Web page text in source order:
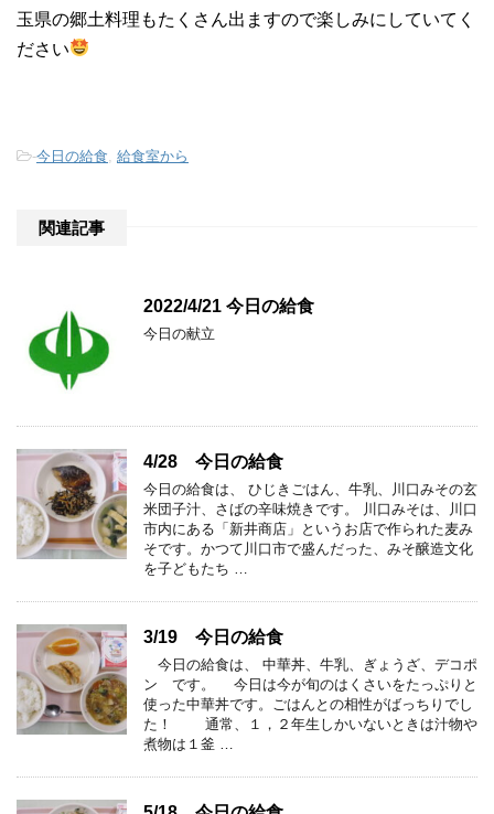
玉県の郷土料理もたくさん出ますので楽しみにしていてく
ださい
-今日の給食 給食室から
関連記事
2022/4/21 今日の給食
今日の献立
4/28 今日の給食
今日の給食は、 ひじきごはん、牛乳、川口みその玄
米団子汁、さばの辛味焼きです。 川口みそは、川口
市内にある「新井商店」というお店で作られた麦み
そです。かつて川口市で盛んだった、みそ醸造文化
を子どもたち …
3/19 今日の給食
今日の給食は、 中華丼、牛乳、ぎょうざ、デコポ
ン です。 今日は今が旬のはくさいをたっぷりと
使った中華丼です。ごはんとの相性がばっちりでし
た！ 通常、１，２年生しかいないときは汁物や
煮物は１釜 …